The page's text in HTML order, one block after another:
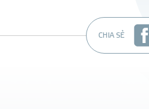
CHIA SẺ